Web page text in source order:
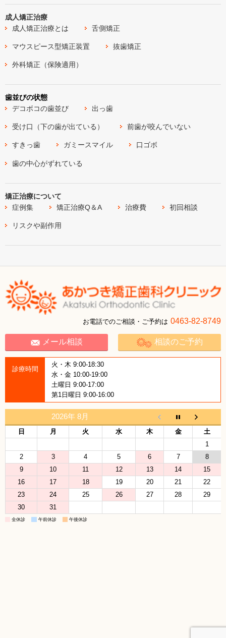
成人矯正治療
成人矯正治療とは
舌側矯正
マウスピース型矯正装置 抜歯矯正
外科矯正（保険適用）
歯並びの状態
デコボコの歯並び
出っ歯
受け口（下の歯が出ている） 前歯が咬んでいない
すきっ歯 ガミースマイル 口ゴボ
歯の中心がずれている
矯正治療について
症例集
矯正治療Q＆A 治療費 初回相談
リスクや副作用
お電話でのご相談・ご予約は 0463-82-8749
メール相談 相談のご予約
診療時間
火・木 9:00-18:30
水・金 10:00-19:00
土曜日 9:00-17:00
第1日曜日 9:00-16:00
2026年 8月
日 月 火 水 木 金
土
1
2
3 4 5 6 7
8
9
10 11 12 13 14
15
16
17 18 19 20 21
22
23
24 25 26 27 28
29
30
31
全休診 午前休診 午後休診